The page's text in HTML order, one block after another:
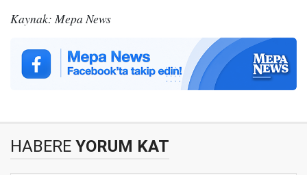
Kaynak: Mepa News
HABERE YORUM KAT